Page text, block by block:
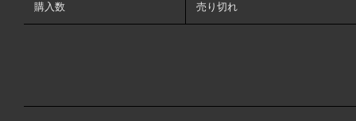
購入数 売り切れ